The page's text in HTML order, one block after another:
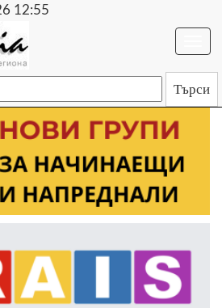
12:55